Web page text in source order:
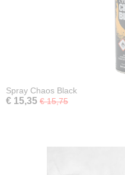
Spray Chaos Black
€ 15,35 € 15,75